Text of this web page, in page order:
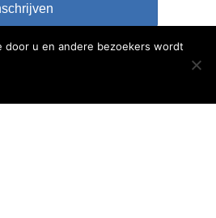
door u en andere bezoekers wordt